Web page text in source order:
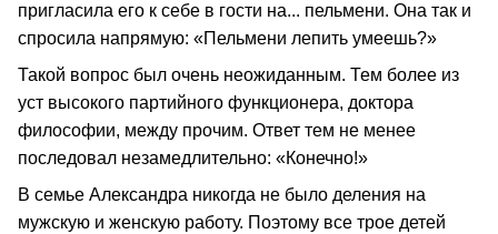
пригласила его к себе в гости на... пельмени. Она так и
спросила напрямую: «Пельмени лепить умеешь?»
Такой вопрос был очень неожиданным. Тем более из
уст высокого партийного функционера, доктора
философии, между прочим. Ответ тем не менее
последовал незамедлительно: «Конечно!»
В семье Александра никогда не было деления на
мужскую и женскую работу. Поэтому все трое детей